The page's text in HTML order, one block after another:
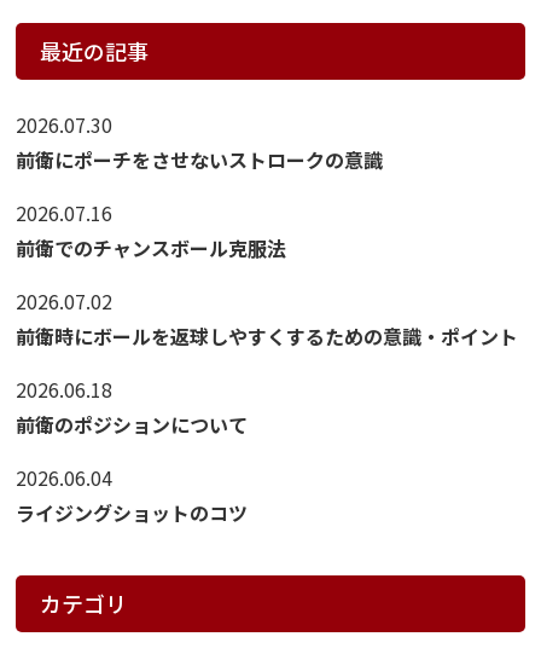
最近の記事
2026.07.30
前衛にポーチをさせないストロークの意識
2026.07.16
前衛でのチャンスボール克服法
2026.07.02
前衛時にボールを返球しやすくするための意識・ポイント
2026.06.18
前衛のポジションについて
2026.06.04
ライジングショットのコツ
カテゴリ